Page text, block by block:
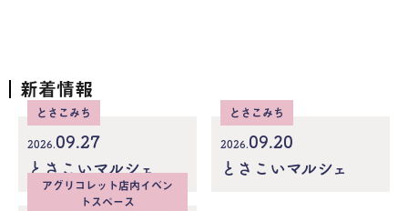
新着情報
とさこみち
2026. 09.27
とさこいマルシェ
とさこみち
2026. 09.20
とさこいマルシェ
アグリコレット店内イベン
トスペース